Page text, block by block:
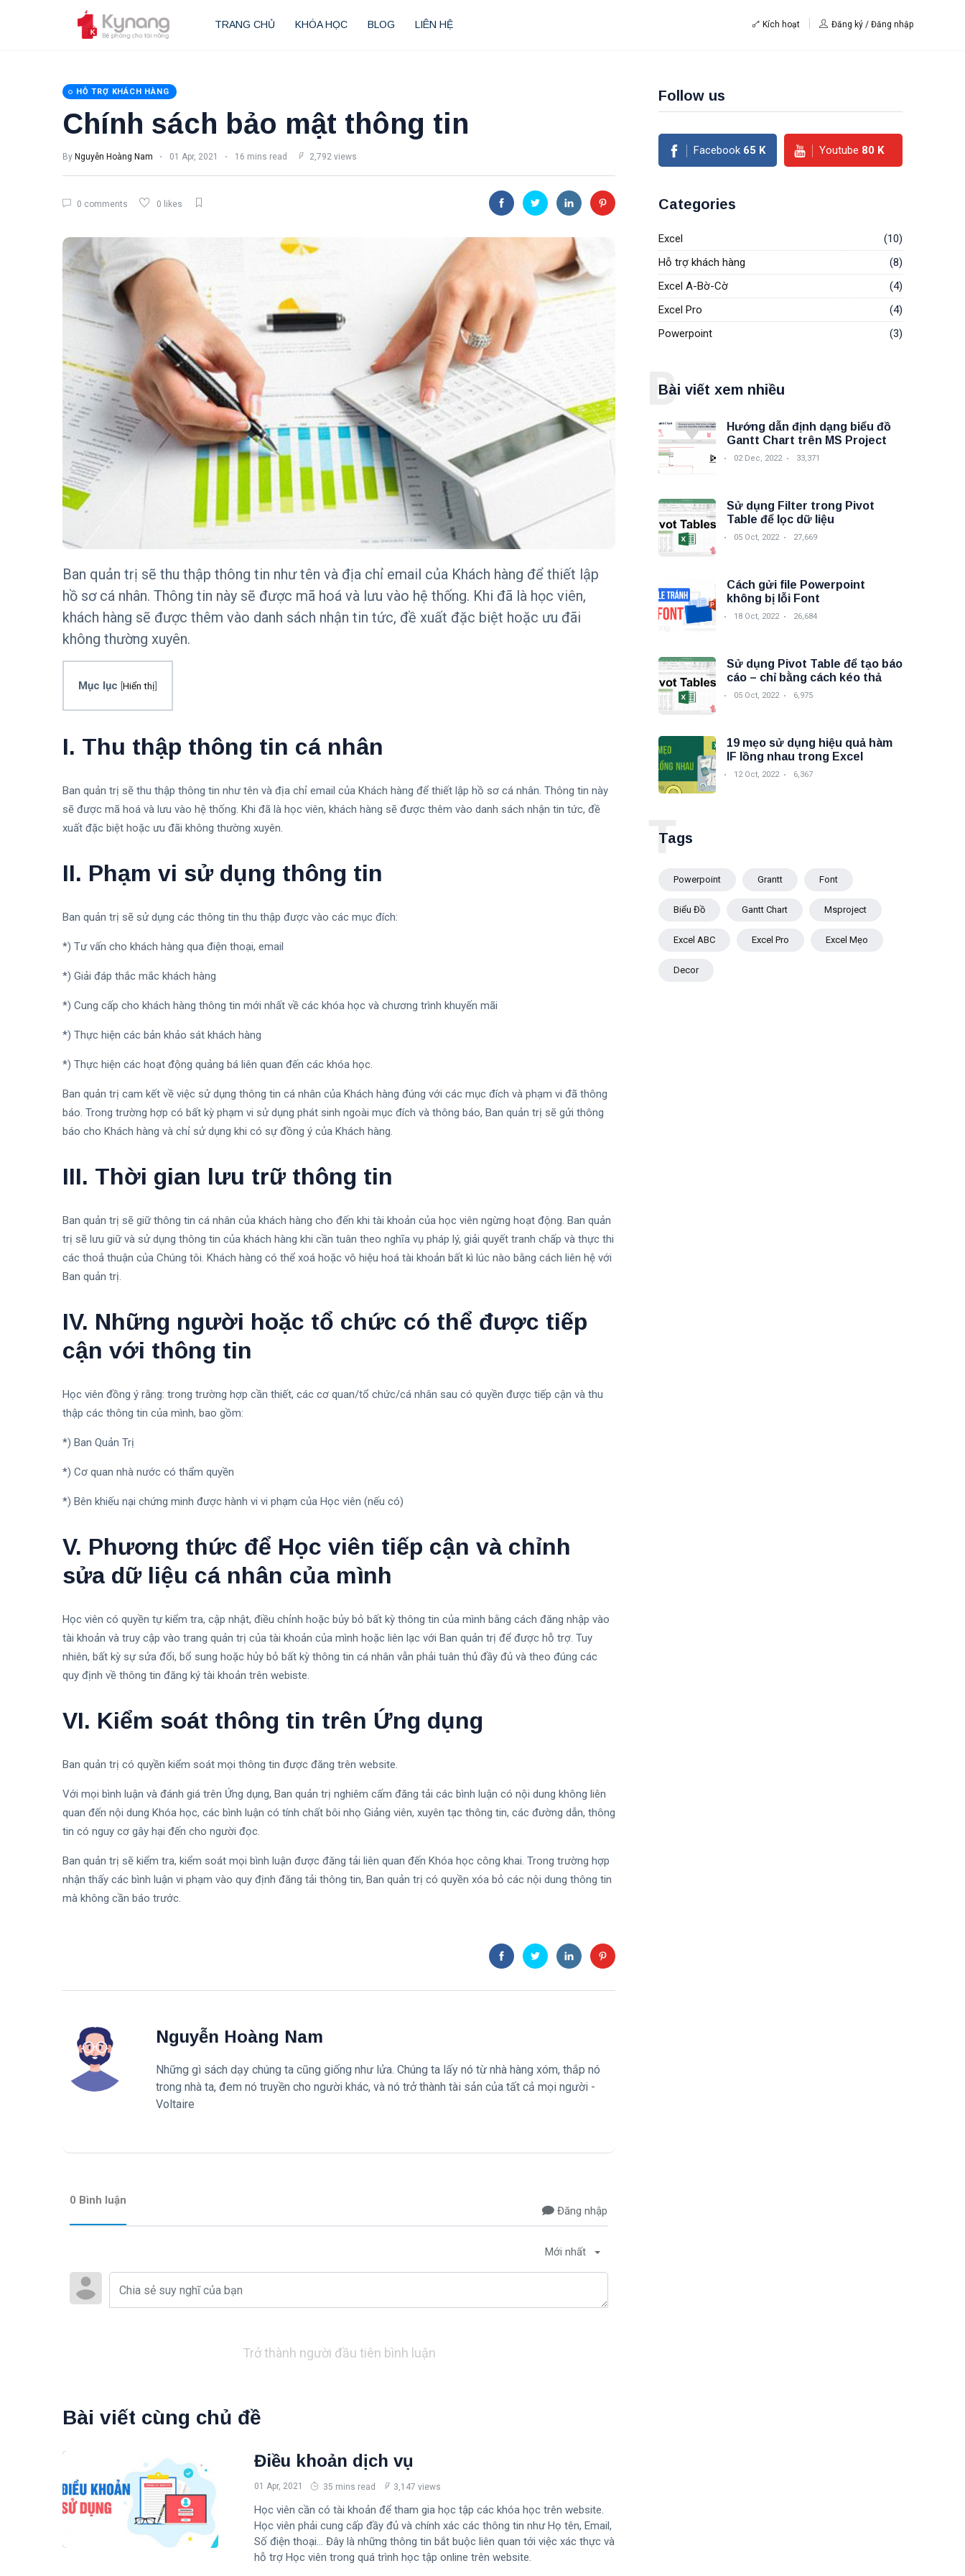
TRANG CHỦ KHÓA HỌC BLOG LIÊN HỆ Kích hoạt Đăng ký / Đăng nhập
HỖ TRỢ KHÁCH HÀNG
Chính sách bảo mật thông tin
By Nguyễn Hoàng Nam 01 Apr, 2021 16 mins read 2,792 views
0 comments 0 likes
Ban quản trị sẽ thu thập thông tin như tên và địa chỉ email của Khách hàng để thiết lập
hồ sơ cá nhân. Thông tin này sẽ được mã hoá và lưu vào hệ thống. Khi đã là học viên,
khách hàng sẽ được thêm vào danh sách nhận tin tức, đề xuất đặc biệt hoặc ưu đãi
không thường xuyên.
Mục lục [Hiển thị]
I. Thu thập thông tin cá nhân
Ban quản trị sẽ thu thập thông tin như tên và địa chỉ email của Khách hàng để thiết lập hồ sơ cá nhân. Thông tin này
sẽ được mã hoá và lưu vào hệ thống. Khi đã là học viên, khách hàng sẽ được thêm vào danh sách nhận tin tức, đề
xuất đặc biệt hoặc ưu đãi không thường xuyên.
II. Phạm vi sử dụng thông tin
Ban quản trị sẽ sử dụng các thông tin thu thập được vào các mục đích:
*) Tư vấn cho khách hàng qua điện thoại, email
*) Giải đáp thắc mắc khách hàng
*) Cung cấp cho khách hàng thông tin mới nhất về các khóa học và chương trình khuyến mãi
*) Thực hiện các bản khảo sát khách hàng
*) Thực hiện các hoạt động quảng bá liên quan đến các khóa học.
Ban quản trị cam kết về việc sử dụng thông tin cá nhân của Khách hàng đúng với các mục đích và phạm vi đã thông
báo. Trong trường hợp có bất kỳ phạm vi sử dụng phát sinh ngoài mục đích và thông báo, Ban quản trị sẽ gửi thông
báo cho Khách hàng và chỉ sử dụng khi có sự đồng ý của Khách hàng.
III. Thời gian lưu trữ thông tin
Ban quản trị sẽ giữ thông tin cá nhân của khách hàng cho đến khi tài khoản của học viên ngừng hoạt động. Ban quản
trị sẽ lưu giữ và sử dụng thông tin của khách hàng khi cần tuân theo nghĩa vụ pháp lý, giải quyết tranh chấp và thực thi
các thoả thuận của Chúng tôi. Khách hàng có thể xoá hoặc vô hiệu hoá tài khoản bất kì lúc nào bằng cách liên hệ với
Ban quản trị.
IV. Những người hoặc tổ chức có thể được tiếp
cận với thông tin
Học viên đồng ý rằng: trong trường hợp cần thiết, các cơ quan/tổ chức/cá nhân sau có quyền được tiếp cận và thu
thập các thông tin của mình, bao gồm:
*) Ban Quản Trị
*) Cơ quan nhà nước có thẩm quyền
*) Bên khiếu nại chứng minh được hành vi vi phạm của Học viên (nếu có)
V. Phương thức để Học viên tiếp cận và chỉnh
sửa dữ liệu cá nhân của mình
Học viên có quyền tự kiểm tra, cập nhật, điều chỉnh hoặc bủy bỏ bất kỳ thông tin của mình bằng cách đăng nhập vào
tài khoản và truy cập vào trang quản trị của tài khoản của mình hoặc liên lạc với Ban quản trị để được hỗ trợ. Tuy
nhiên, bất kỳ sự sửa đổi, bổ sung hoặc hủy bỏ bất kỳ thông tin cá nhân vẫn phải tuân thủ đầy đủ và theo đúng các
quy định về thông tin đăng ký tài khoản trên webiste.
VI. Kiểm soát thông tin trên Ứng dụng
Ban quản trị có quyền kiểm soát mọi thông tin được đăng trên website.
Với mọi bình luận và đánh giá trên Ứng dụng, Ban quản trị nghiêm cấm đăng tải các bình luận có nội dung không liên
quan đến nội dung Khóa học, các bình luận có tính chất bôi nhọ Giảng viên, xuyên tạc thông tin, các đường dẫn, thông
tin có nguy cơ gây hại đến cho người đọc.
Ban quản trị sẽ kiểm tra, kiểm soát mọi bình luận được đăng tải liên quan đến Khóa học công khai. Trong trường hợp
nhận thấy các bình luận vi phạm vào quy định đăng tải thông tin, Ban quản trị có quyền xóa bỏ các nội dung thông tin
mà không cần báo trước.
Nguyễn Hoàng Nam
Những gì sách dạy chúng ta cũng giống như lửa. Chúng ta lấy nó từ nhà hàng xóm, thắp nó
trong nhà ta, đem nó truyền cho người khác, và nó trở thành tài sản của tất cả mọi người -
Voltaire
0 Bình luận
Đăng nhập
Mới nhất
Trở thành người đầu tiên bình luận
Bài viết cùng chủ đề
Điều khoản dịch vụ
01 Apr, 2021 35 mins read 3,147 views
Học viên cần có tài khoản để tham gia học tập các khóa học trên website.
Học viên phải cung cấp đầy đủ và chính xác các thông tin như Họ tên, Email,
Số điện thoại... Đây là những thông tin bắt buộc liên quan tới việc xác thực và
hỗ trợ Học viên trong quá trình học tập online trên website.
Follow us
Facebook 65 K Youtube 80 K
Categories
Excel
(10)
Hỗ trợ khách hàng
(8)
Excel A-Bờ-Cờ
(4)
Excel Pro
(4)
Powerpoint
(3)
Bài viết xem nhiều
B
Hướng dẫn định dạng biểu đồ
Gantt Chart trên MS Project
02 Dec, 2022 33,371
Sử dụng Filter trong Pivot
Table để lọc dữ liệu
05 Oct, 2022 27,669
Cách gửi file Powerpoint
không bị lỗi Font
18 Oct, 2022 26,684
Sử dụng Pivot Table để tạo báo
cáo – chỉ bằng cách kéo thả
05 Oct, 2022 6,975
19 mẹo sử dụng hiệu quả hàm
IF lồng nhau trong Excel
12 Oct, 2022 6,367
Tags
T
Powerpoint Grantt Font
Biểu Đồ Gantt Chart Msproject
Excel ABC Excel Pro Excel Mẹo
Decor